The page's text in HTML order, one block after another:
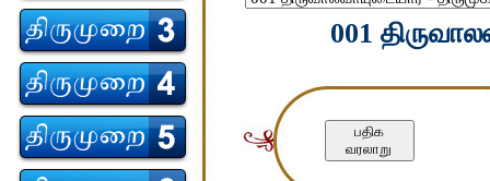
001
பதிக
வரலாறு